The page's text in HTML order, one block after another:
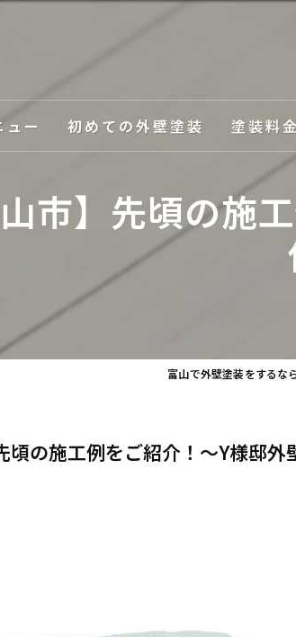
ュー 初めての外壁塗装
選ばれる理由
塗装の種類
カラーシミュレーション
塗装料
山市】先頃の施
富山で外壁塗装をするな
頃の施工例をご紹介！～Y様邸